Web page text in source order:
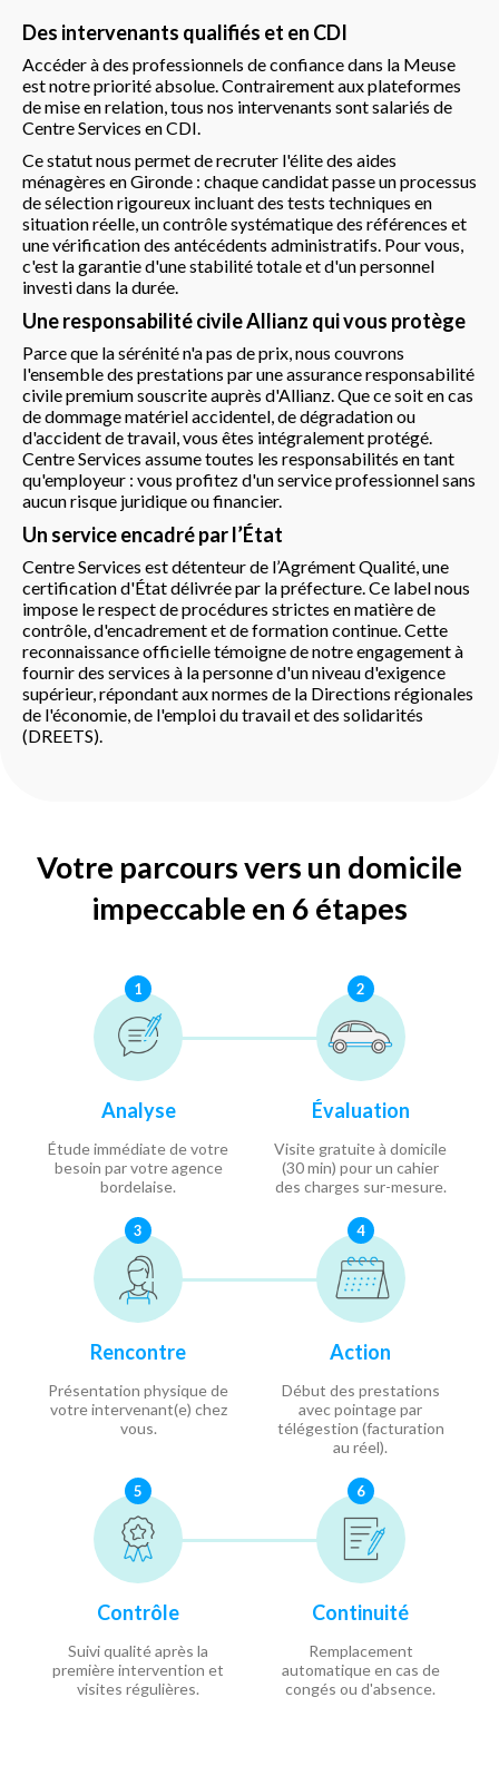
Des intervenants qualifiés et en CDI
Accéder à des professionnels de confiance dans la Meuse
est notre priorité absolue. Contrairement aux plateformes
de mise en relation, tous nos intervenants sont salariés de
Centre Services en CDI.
Ce statut nous permet de recruter l'élite des aides
ménagères en Gironde : chaque candidat passe un processus
de sélection rigoureux incluant des tests techniques en
situation réelle, un contrôle systématique des références et
une vérification des antécédents administratifs. Pour vous,
c'est la garantie d'une stabilité totale et d'un personnel
investi dans la durée.
Une responsabilité civile Allianz qui vous protège
Parce que la sérénité n'a pas de prix, nous couvrons
l'ensemble des prestations par une assurance responsabilité
civile premium souscrite auprès d'Allianz. Que ce soit en cas
de dommage matériel accidentel, de dégradation ou
d'accident de travail, vous êtes intégralement protégé.
Centre Services assume toutes les responsabilités en tant
qu'employeur : vous profitez d'un service professionnel sans
aucun risque juridique ou financier.
Un service encadré par l’État
Centre Services est détenteur de l’Agrément Qualité, une
certification d'État délivrée par la préfecture. Ce label nous
impose le respect de procédures strictes en matière de
contrôle, d'encadrement et de formation continue. Cette
reconnaissance officielle témoigne de notre engagement à
fournir des services à la personne d'un niveau d'exigence
supérieur, répondant aux normes de la Directions régionales
de l'économie, de l'emploi du travail et des solidarités
(DREETS).
Votre parcours vers un domicile
impeccable en 6 étapes
1
Analyse
Étude immédiate de votre
besoin par votre agence
bordelaise.
2
Évaluation
Visite gratuite à domicile
(30 min) pour un cahier
des charges sur-mesure.
3
Rencontre
Présentation physique de
votre intervenant(e) chez
vous.
4
Action
Début des prestations
avec pointage par
télégestion (facturation
au réel).
5
Contrôle
Suivi qualité après la
première intervention et
visites régulières.
6
Continuité
Remplacement
automatique en cas de
congés ou d'absence.